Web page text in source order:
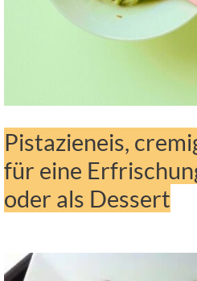
Pistazieneis,
für eine
oder als Dessert